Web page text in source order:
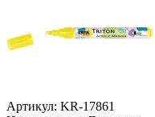
Артикул: KR-17861